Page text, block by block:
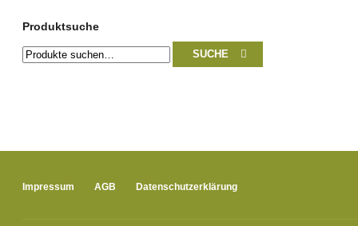
Produktsuche
Suche
nach:
SUCHE
Impressum AGB Datenschutzerklärung